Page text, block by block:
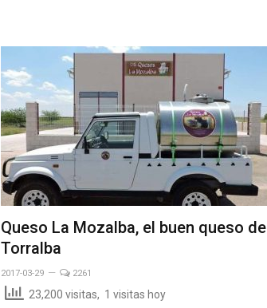
Queso La Mozalba, el buen queso de
Torralba
2017-03-29 2261
23,200 visitas, 1 visitas hoy